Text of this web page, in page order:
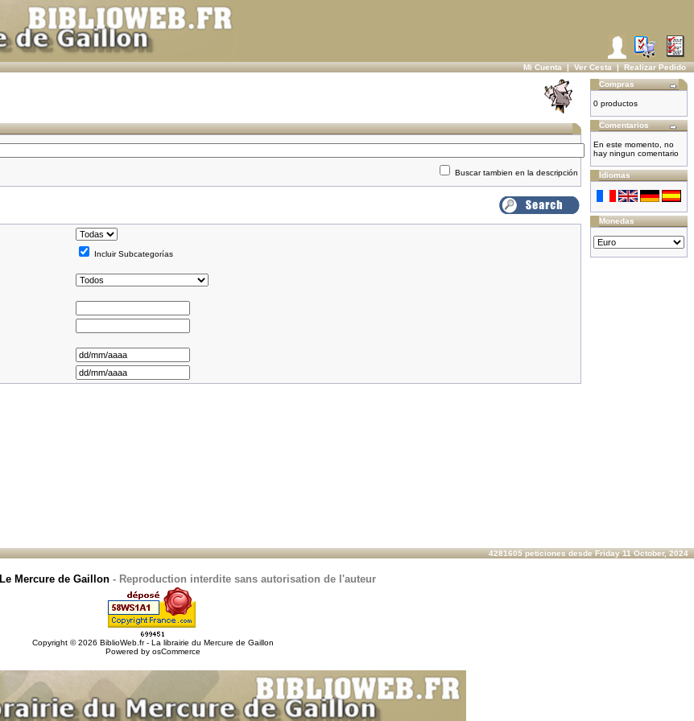
Mi Cuenta|Ver Cesta|Realizar Pedido
Buscar tambien en la descripción
Incluir Subcategorías
Compras
0 productos
Comentarios
En este momento, no
hay ningun comentario
Idiomas
Monedas
4281605 peticiones desde Friday 11 October, 2024
Le Mercure de Gaillon - Reproduction interdite sans autorisation de l'auteur
Copyright © 2026 BiblioWeb.fr - La librairie du Mercure de Gaillon
Powered by osCommerce